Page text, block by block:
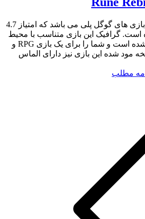
Rune Rebirth از معدود بازی های گوگل پلی می باشد که امتیاز 4.7
است. گرافیک این بازی متناسب با محیط
آن ساخته و توسعه داده شده است و شما را برای یک بازی RPG و
مود شده این بازی نیز دارای الماس
مطلب